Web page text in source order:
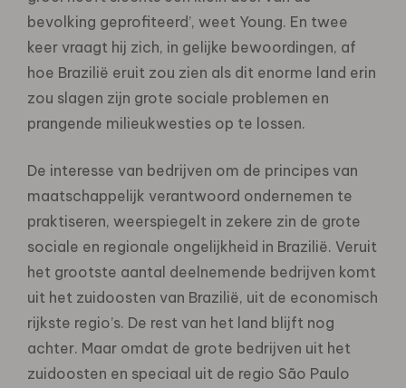
bevolking geprofiteerd’, weet Young. En twee
keer vraagt hij zich, in gelijke bewoordingen, af
hoe Brazilië eruit zou zien als dit enorme land erin
zou slagen zijn grote sociale problemen en
prangende milieukwesties op te lossen.
De interesse van bedrijven om de principes van
maatschappelijk verantwoord ondernemen te
praktiseren, weerspiegelt in zekere zin de grote
sociale en regionale ongelijkheid in Brazilië. Veruit
het grootste aantal deelnemende bedrijven komt
uit het zuidoosten van Brazilië, uit de economisch
rijkste regio’s. De rest van het land blijft nog
achter. Maar omdat de grote bedrijven uit het
zuidoosten en speciaal uit de regio São Paulo